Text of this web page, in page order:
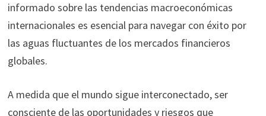
informado sobre las tendencias macroeconómicas
internacionales es esencial para navegar con éxito por
las aguas fluctuantes de los mercados financieros
globales.
A medida que el mundo sigue interconectado, ser
consciente de las oportunidades y riesgos que